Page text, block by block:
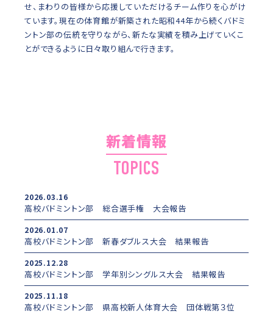
せ、まわりの皆様から応援していただけるチーム作りを心がけ
ています。現在の体育館が新築された昭和44年から続くバドミ
ントン部の伝統を守りながら、新たな実績を積み上げていくこ
とができるように日々取り組んで行きます。
新着情報
TOPICS
2026.03.16
高校バドミントン部 総合選手権 大会報告
2026.01.07
高校バドミントン部 新春ダブルス大会 結果報告
2025.12.28
高校バドミントン部 学年別シングルス大会 結果報告
2025.11.18
高校バドミントン部 県高校新人体育大会 団体戦第３位